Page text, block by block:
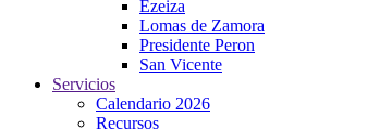
Ezeiza
Lomas de Zamora
Presidente Peron
San Vicente
Servicios
Calendario 2026
Recursos